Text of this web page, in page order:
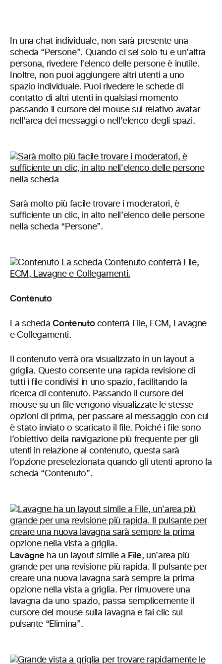
In una chat individuale, non sarà presente una
scheda “Persone”. Quando ci sei solo tu e un’altra
persona, rivedere l’elenco delle persone è inutile.
Inoltre, non puoi aggiungere altri utenti a uno
spazio individuale. Puoi rivedere le schede di
contatto di altri utenti in qualsiasi momento
passando il cursore del mouse sul relativo avatar
nell’area dei messaggi o nell’elenco degli spazi.
Sarà molto più facile trovare i moderatori, è
sufficiente un clic, in alto nell’elenco delle persone
nella scheda “Persone”.
Contenuto
La schedaContenutoconterrà File, ECM, Lavagne
e Collegamenti.
Il contenuto verrà ora visualizzato in un layout a
griglia. Questo consente una rapida revisione di
tutti i file condivisi in uno spazio, facilitando la
ricerca di contenuto. Passando il cursore del
mouse su un file vengono visualizzate le stesse
opzioni di prima, per passare al messaggio con cui
è stato inviato o scaricato il file. Poiché i file sono
l’obiettivo della navigazione più frequente per gli
utenti in relazione al contenuto, questa sarà
l’opzione preselezionata quando gli utenti aprono la
scheda “Contenuto”.
Lavagne ha un layout simile a File, un’area più
grande per una revisione più rapida. Il pulsante per
creare una nuova lavagna sarà sempre la prima
opzione nella vista a griglia. Per rimuovere una
lavagna da uno spazio, passa semplicemente il
cursore del mouse sulla lavagna e fai clic sul
pulsante “Elimina”.